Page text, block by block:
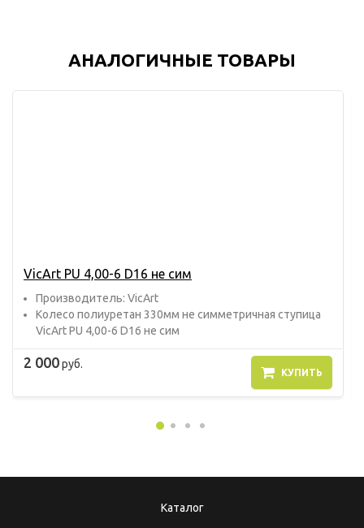
АНАЛОГИЧНЫЕ ТОВАРЫ
VicArt PU 4,00-6 D16 не сим
Прoизвoдитель: VicArt
Колесо полиуретан 330мм не симметричная ступица
VicArt PU 4,00-6 D16 не сим
2 000руб.
КУПИТЬ
Каталог